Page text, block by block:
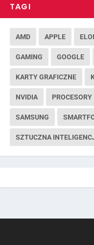
TAGI
AMD APPLE
GAMING GOOGLE
KARTY GRAFICZNE
NVIDIA PROCESORY
SAMSUNG
SZTUCZNA